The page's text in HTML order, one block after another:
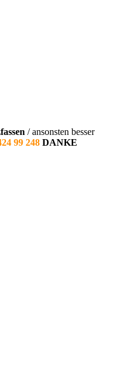
/ ansonsten besser
99 248 DANKE